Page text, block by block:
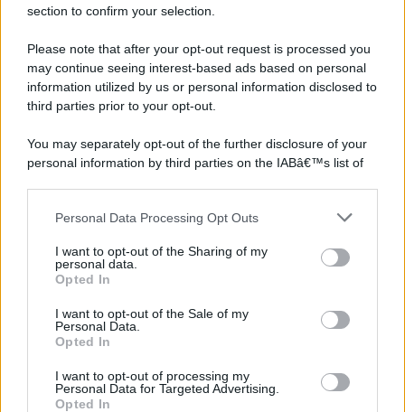
section to confirm your selection.
Please note that after your opt-out request is processed you
may continue seeing interest-based ads based on personal
information utilized by us or personal information disclosed to
third parties prior to your opt-out.
You may separately opt-out of the further disclosure of your
personal information by third parties on the IABâ€™s list of
This information may also be disclosed by us to third parties
further disclose it to other third parties.
Please note that this website/app uses one or more Google
services and may gather and store information including but
not limited to your visit or usage behaviour. You may click to
grant or deny consent to Google and its third-party tags to
consent section.
Personal Data Processing Opt Outs
I want to opt-out of the Sharing of my
personal data.
Opted In
I want to opt-out of the Sale of my
Personal Data.
Opted In
I want to opt-out of processing my
Personal Data for Targeted Advertising.
Opted In